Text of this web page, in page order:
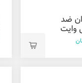
ضد
وایت